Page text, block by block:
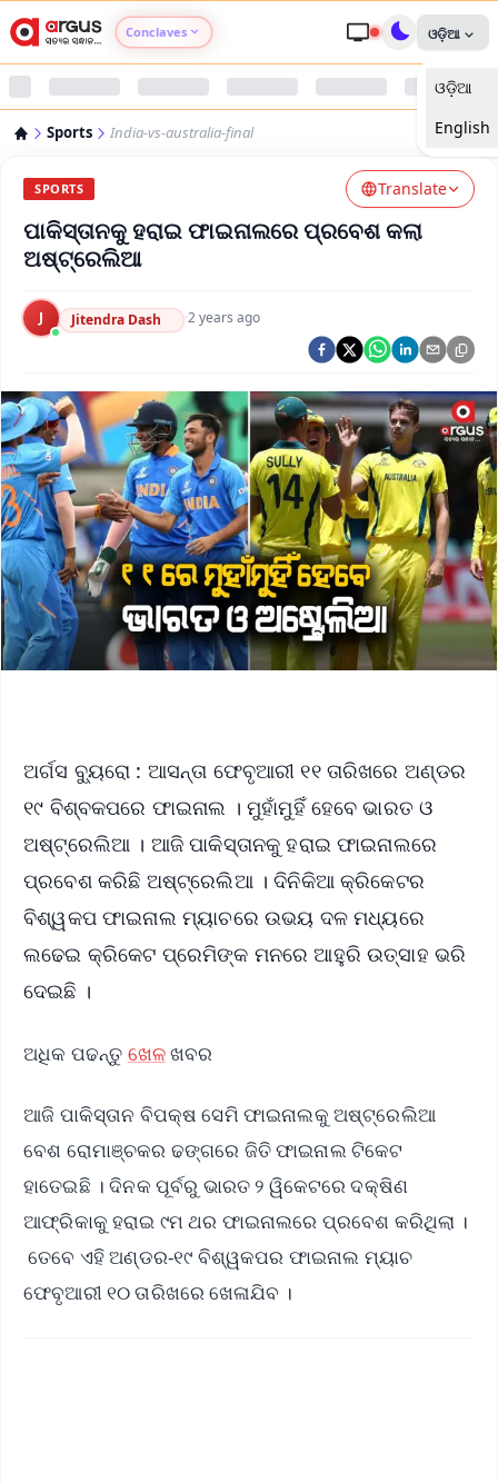
Conclaves
Argus Nari Shakti
Argus Swaad Odisha
ଓଡ଼ିଆ
ଓଡ଼ିଆ
English
Sports India-vs-australia-final
SPORTS Translate
ପାକିସ୍ତାନକୁ ହରାଇ ଫାଇନାଲରେ ପ୍ରବେଶ କଲା
ଅଷ୍ଟ୍ରେଲିଆ
J Jitendra Dash ·2 years ago
ଅର୍ଗସ ବ୍ୟୁରୋ : ଆସନ୍ତା ଫେବୃଆରୀ ୧୧ ତାରିଖରେ ଅଣ୍ଡର
୧୯ ବିଶ୍ବକପରେ ଫାଇନାଲ । ମୁହାଁମୁହିଁ ହେବେ ଭାରତ ଓ
ଅଷ୍ଟ୍ରେଲିଆ । ଆଜି ପାକିସ୍ତାନକୁ ହରାଇ ଫାଇନାଲରେ
ପ୍ରବେଶ କରିଛି ଅଷ୍ଟ୍ରେଲିଆ । ଦିନିକିଆ କ୍ରିକେଟର
ବିଶ୍ୱକପ ଫାଇନାଲ ମ୍ୟାଚରେ ଉଭୟ ଦଳ ମଧ୍ୟରେ
ଲଢେଇ କ୍ରିକେଟ ପ୍ରେମିଙ୍କ ମନରେ ଆହୁରି ଉତ୍ସାହ ଭରି
ଦେଇଛି ।
ଅଧିକ ପଢନ୍ତୁ ଖେଳଖବର
ଆଜି ପାକିସ୍ତାନ ବିପକ୍ଷ ସେମି ଫାଇନାଲକୁ ଅଷ୍ଟ୍ରେଲିଆ
ବେଶ ରୋମାଞ୍ଚକର ଢଙ୍ଗରେ ଜିତି ଫାଇନାଲ ଟିକେଟ
ହାତେଇଛି । ଦିନକ ପୂର୍ବରୁ ଭାରତ ୨ ୱିକେଟରେ ଦକ୍ଷିଣ
ଆଫ୍ରିକାକୁ ହରାଇ ୯ମ ଥର ଫାଇନାଲରେ ପ୍ରବେଶ କରିଥିଲା ।
ତେବେ ଏହି ଅଣ୍ଡର-୧୯ ବିଶ୍ୱକପର ଫାଇନାଲ ମ୍ୟାଚ
ଫେବୃଆରୀ ୧୦ ତାରିଖରେ ଖେଳାଯିବ ।